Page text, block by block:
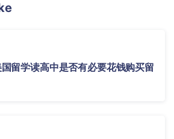
留学读高中是否有必要花钱购买留